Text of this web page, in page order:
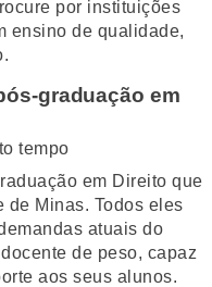
por instituições
ensino de qualidade,
graduação em
em Direito que
de Minas. Todos eles
atuais do
de peso, capaz
aos seus alunos.